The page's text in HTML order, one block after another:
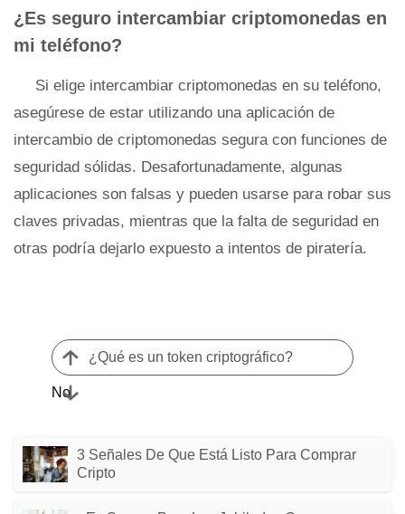
¿Es seguro intercambiar criptomonedas en
mi teléfono?
Si elige intercambiar criptomonedas en su teléfono,
asegúrese de estar utilizando una aplicación de
intercambio de criptomonedas segura con funciones de
seguridad sólidas. Desafortunadamente, algunas
aplicaciones son falsas y pueden usarse para robar sus
claves privadas, mientras que la falta de seguridad en
otras podría dejarlo expuesto a intentos de piratería.
¿Qué es un token criptográfico?
No
3 Señales De Que Está Listo Para Comprar
Cripto